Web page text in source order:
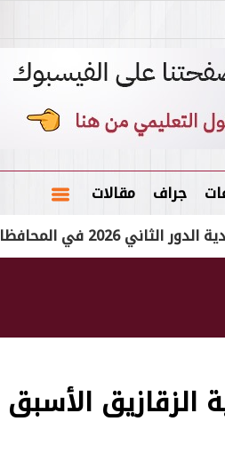
جراف مقالات
الزقازيق الأسبق